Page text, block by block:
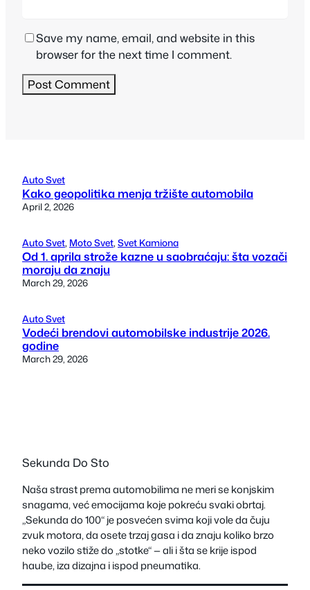
Save my name, email, and website in this
browser for the next time I comment.
Auto Svet
Kako geopolitika menja tržište automobila
April 2, 2026
Auto Svet, Moto Svet, Svet Kamiona
Od 1. aprila strože kazne u saobraćaju: šta vozači
moraju da znaju
March 29, 2026
Auto Svet
Vodeći brendovi automobilske industrije 2026.
godine
March 29, 2026
Sekunda Do Sto
Naša strast prema automobilima ne meri se konjskim
snagama, već emocijama koje pokreću svaki obrtaj.
„Sekunda do 100“ je posvećen svima koji vole da čuju
zvuk motora, da osete trzaj gasa i da znaju koliko brzo
neko vozilo stiže do „stotke“ — ali i šta se krije ispod
haube, iza dizajna i ispod pneumatika.